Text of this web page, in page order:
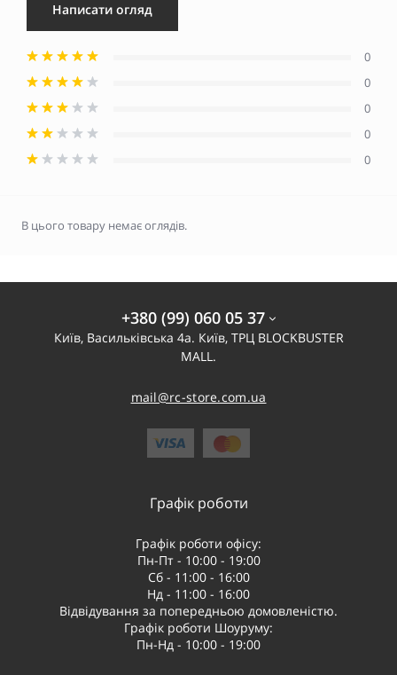
Написати огляд
0
0
0
0
0
В цього товару немає оглядів.
+380 (99) 060 05 37
Київ, Васильківська 4а. Київ, ТРЦ BLOCKBUSTER
MALL.
mail@rc-store.com.ua
Графік роботи
Графік роботи офісу:
Пн-Пт - 10:00 - 19:00
Сб - 11:00 - 16:00
Нд - 11:00 - 16:00
Відвідування за попередньою домовленістю.
Графік роботи Шоуруму:
Пн-Нд - 10:00 - 19:00